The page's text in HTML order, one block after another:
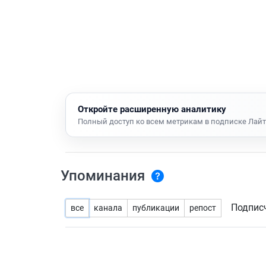
Откройте расширенную аналитику
Полный доступ ко всем метрикам в подписке Лайт
Упоминания
все канала публикации репост